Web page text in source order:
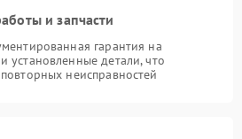
и запчасти
гарантия на
установленные детали, что
неисправностей